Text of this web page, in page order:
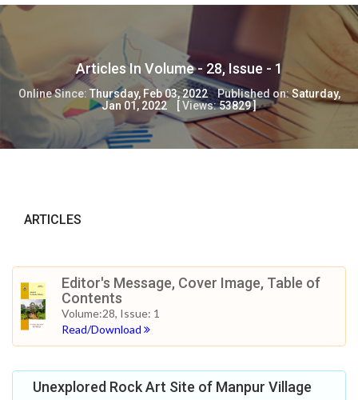
Articles In Volume - 28, Issue - 1
Online Since: Thursday, Feb 03, 2022 Published on:Saturday,
Jan 01, 2022 [Views:53829]
ARTICLES
Editor's Message, Cover Image, Table of
Contents
Volume:28, Issue: 1
Read/Download
Unexplored Rock Art Site of Manpur Village